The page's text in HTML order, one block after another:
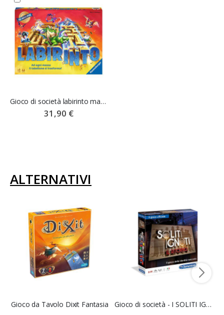
Gioco di società labirinto magico
31,90 €
ALTERNATIVI
Gioco da Tavolo Dixit Fantasia Gioco di società - I SOLITI IGNOTI - CLEMENTONI